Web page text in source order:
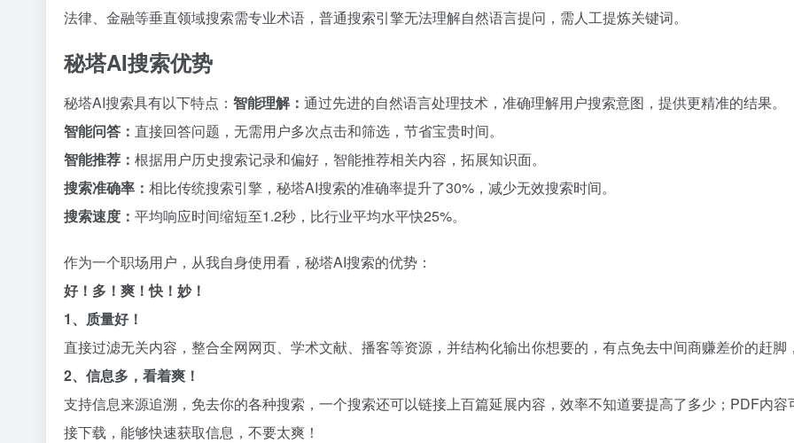
法律、金融等垂直领域搜索需专业术语，普通搜索引擎无法理解自然语言提问，需人工提炼关键词。
秘塔AI搜索优势
秘塔AI搜索具有以下特点： 智能理解： 通过先进的自然语言处理技术，准确理解用户搜索意图，提供更精准的结果。
智能问答： 直接回答问题，无需用户多次点击和筛选，节省宝贵时间。
智能推荐： 根据用户历史搜索记录和偏好，智能推荐相关内容，拓展知识面。
搜索准确率： 相比传统搜索引擎，秘塔AI搜索的准确率提升了30%，减少无效搜索时间。
搜索速度： 平均响应时间缩短至1.2秒，比行业平均水平快25%。
作为一个职场用户，从我自身使用看，秘塔AI搜索的优势：
好！多！爽！快！妙！
1、质量好！
直接过滤无关内容，整合全网网页、学术文献、播客等资源，并结构化输出你想要的，有点免去中间商赚差价的赶脚，
2、信息多，看着爽！
支持信息来源追溯，免去你的各种搜索，一个搜索还可以链接上百篇延展内容，效率不知道要提高了多少；PDF内容
接下载，能够快速获取信息，不要太爽！